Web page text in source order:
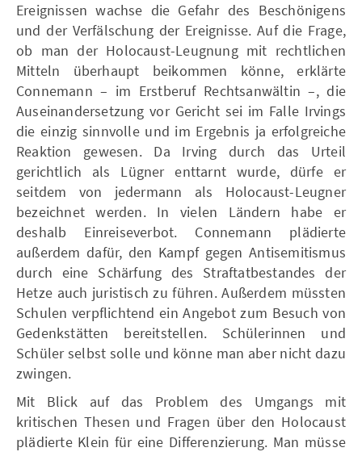
Ereignissen wachse die Gefahr des Beschönigens
und der Verfälschung der Ereignisse. Auf die Frage,
ob man der Holocaust-Leugnung mit rechtlichen
Mitteln überhaupt beikommen könne, erklärte
Connemann – im Erstberuf Rechtsanwältin –, die
Auseinandersetzung vor Gericht sei im Falle Irvings
die einzig sinnvolle und im Ergebnis ja erfolgreiche
Reaktion gewesen. Da Irving durch das Urteil
gerichtlich als Lügner enttarnt wurde, dürfe er
seitdem von jedermann als Holocaust-Leugner
bezeichnet werden. In vielen Ländern habe er
deshalb Einreiseverbot. Connemann plädierte
außerdem dafür, den Kampf gegen Antisemitismus
durch eine Schärfung des Straftatbestandes der
Hetze auch juristisch zu führen. Außerdem müssten
Schulen verpflichtend ein Angebot zum Besuch von
Gedenkstätten bereitstellen. Schülerinnen und
Schüler selbst solle und könne man aber nicht dazu
zwingen.
Mit Blick auf das Problem des Umgangs mit
kritischen Thesen und Fragen über den Holocaust
plädierte Klein für eine Differenzierung. Man müsse